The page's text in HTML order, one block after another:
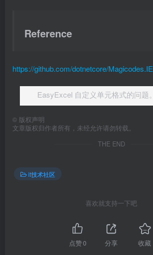
Reference
https://github.com/dotnetcore/Magicodes.IE
EasyExcel 自定义单元格式的问题。
© 版权声明
文章版权归作者所有，未经允许请勿转载。
THE END
it技术社区
喜欢就支持一下吧
点赞0 分享 收藏